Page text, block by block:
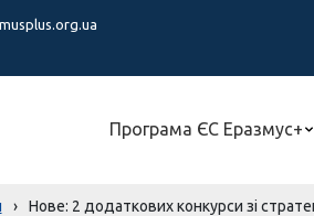
Програма ЄС Еразмус+
› Нове: 2 додаткових конкурси зі